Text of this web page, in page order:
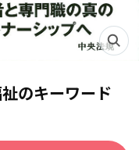
のキーワード